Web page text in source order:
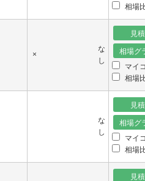
相場
×
な
し
マイ
相場
な
し
マイ
相場